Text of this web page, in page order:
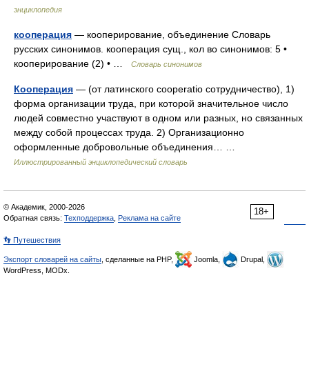
энциклопедия
кооперация — кооперирование, объединение Словарь
русских синонимов. кооперация сущ., кол во синонимов: 5 •
кооперирование (2) • …
Словарь синонимов
Кооперация — (от латинского cooperatio сотрудничество), 1)
форма организации труда, при которой значительное число
людей совместно участвуют в одном или разных, но связанных
между собой процессах труда. 2) Организационно
оформленные добровольные объединения… …
Иллюстрированный энциклопедический словарь
18+
© Академик, 2000-2026
Обратная связь: Техподдержка Реклама на сайте
👣 Путешествия
Экспорт словарей на сайты , сделанные на PHP, Joomla,
Drupal,
WordPress, MODx.